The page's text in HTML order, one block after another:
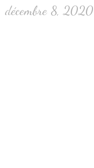
décembre 8, 2020